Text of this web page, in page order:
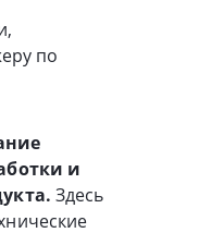
по
и
Здесь